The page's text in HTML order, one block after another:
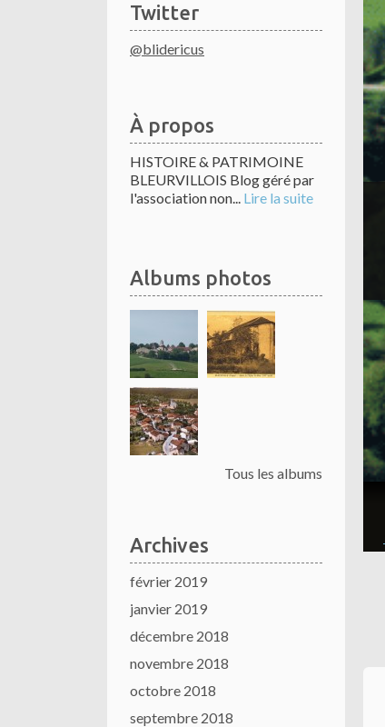
Twitter
@blidericus
À propos
HISTOIRE & PATRIMOINE
BLEURVILLOIS Blog géré par
l'association non... Lire la suite
Albums photos
Tous les albums
Archives
février 2019
janvier 2019
décembre 2018
novembre 2018
octobre 2018
septembre 2018